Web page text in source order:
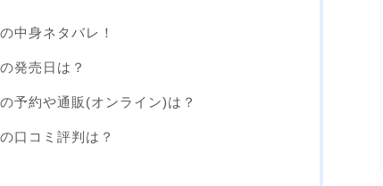
中身ネタバレ！
発売日は？
予約や通販(オンライン)は？
口コミ評判は？